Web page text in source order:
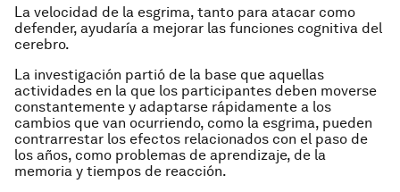
La velocidad de la esgrima, tanto para atacar como
defender, ayudaría a mejorar las funciones cognitiva del
cerebro.
La investigación partió de la base que aquellas
actividades en la que los participantes deben moverse
constantemente y adaptarse rápidamente a los
cambios que van ocurriendo, como la esgrima, pueden
contrarrestar los efectos relacionados con el paso de
los años, como problemas de aprendizaje, de la
memoria y tiempos de reacción.